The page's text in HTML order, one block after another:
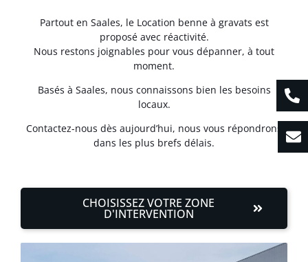
Partout en Saales, le Location benne à gravats est
proposé avec réactivité.
Nous restons joignables pour vous dépanner, à tout
moment.
Basés à Saales, nous connaissons bien les besoins
locaux.
Contactez-nous dès aujourd’hui, nous vous répondrons
dans les plus brefs délais.
CHOISISSEZ VOTRE ZONE
D'INTERVENTION